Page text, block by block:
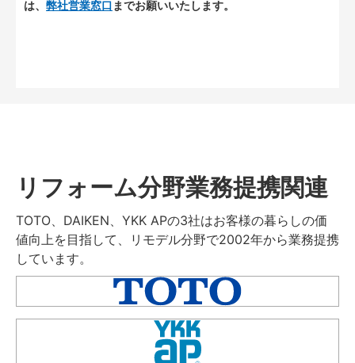
は、 弊社営業窓口 までお願いいたします。
リフォーム分野業務提携関連
TOTO、DAIKEN、YKK APの3社はお客様の暮らしの価
値向上を目指して、リモデル分野で2002年から業務提携
しています。